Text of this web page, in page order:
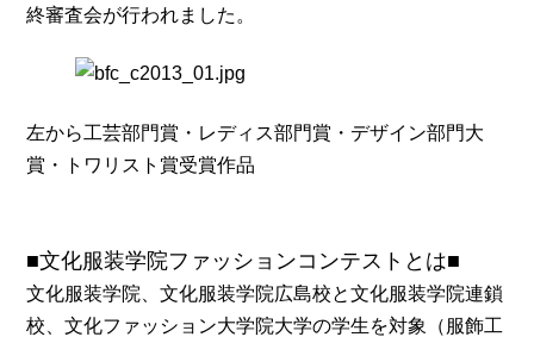
終審査会が行われました。
左から工芸部門賞・レディス部門賞・デザイン部門大
賞・トワリスト賞受賞作品
■文化服装学院ファッションコンテストとは■
文化服装学院、文化服装学院広島校と文化服装学院連鎖
校、文化ファッション大学院大学の学生を対象（服飾工